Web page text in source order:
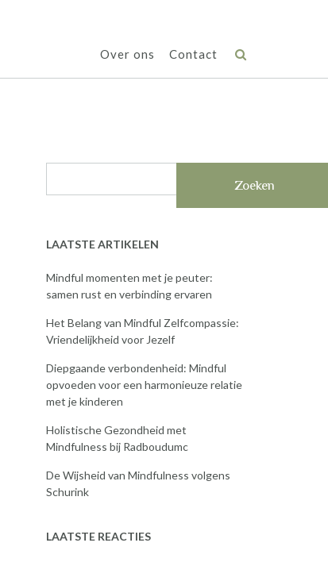
Over ons Contact
Zoeken
LAATSTE ARTIKELEN
Mindful momenten met je peuter:
samen rust en verbinding ervaren
Het Belang van Mindful Zelfcompassie:
Vriendelijkheid voor Jezelf
Diepgaande verbondenheid: Mindful
opvoeden voor een harmonieuze relatie
met je kinderen
Holistische Gezondheid met
Mindfulness bij Radboudumc
De Wijsheid van Mindfulness volgens
Schurink
LAATSTE REACTIES